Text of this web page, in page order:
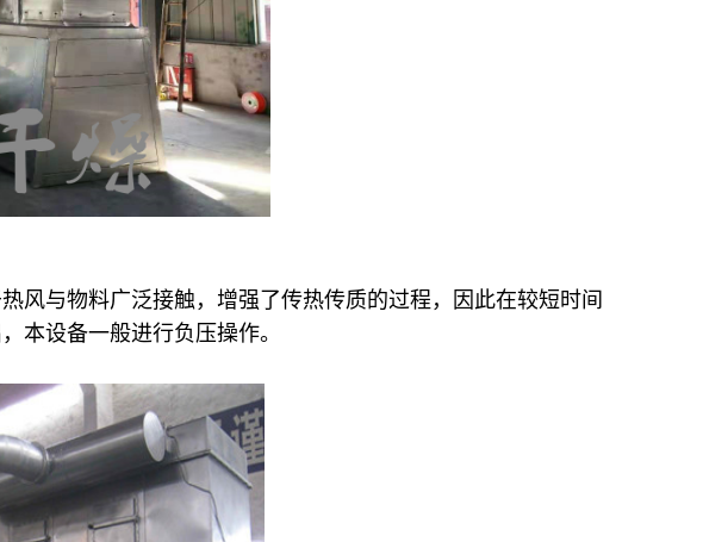
风与物料广泛接触，增强了传热传质的过程，因此在较短时间
本设备一般进行负压操作。